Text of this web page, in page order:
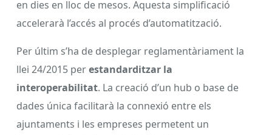
en dies en lloc de mesos. Aquesta simplificació
accelerarà l’accés al procés d’automatització.
Per últim s’ha de desplegar reglamentàriament la
llei 24/2015 perestandarditzar la
interoperabilitat. La creació d’un hub o base de
dades única facilitarà la connexió entre els
ajuntaments i les empreses permetent un